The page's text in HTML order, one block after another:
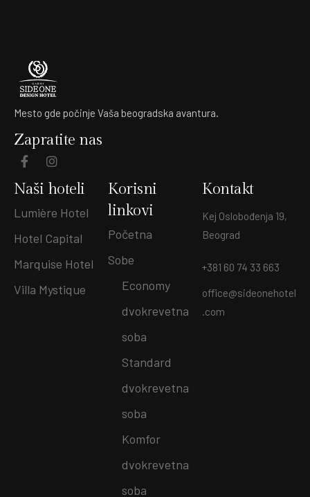
Mesto gde počinje Vaša beogradska avantura.
Zapratite nas
Naši hoteli
Lumière Hotel
Hotel Capital
Marquise Hotel
Villa Mystique
Korisni
linkovi
Početna
Sobe
Economy
dvokrevetna
soba
Standard
dvokrevetna
soba
Komfor
dvokrevetna
soba
Kontakt
Kej Oslobođenja 19,
Beograd
+381 60 74 33 663
office@sideonehotel
.com